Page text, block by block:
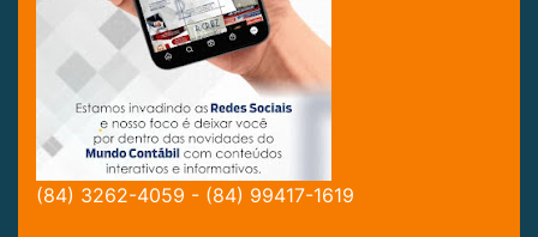
(84) 3262-4059 - (84) 99417-1619